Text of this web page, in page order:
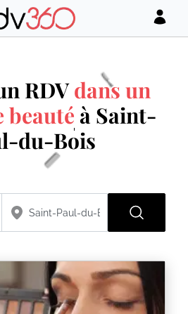
RDVdans un
à Saint-
du-Bois